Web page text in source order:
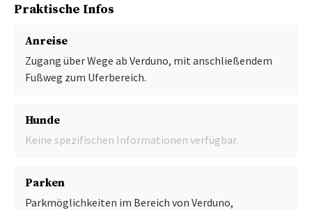
Praktische Infos
Anreise
Zugang über Wege ab Verduno, mit anschließendem
Fußweg zum Uferbereich.
Hunde
Keine spezifischen Informationen verfügbar.
Parken
Parkmöglichkeiten im Bereich von Verduno,